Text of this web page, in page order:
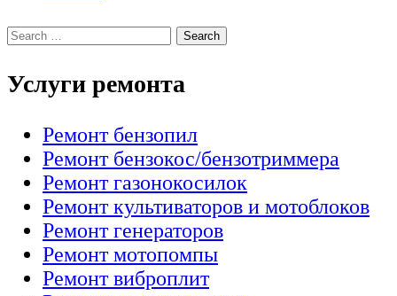
Услуги ремонта
Ремонт бензопил
Ремонт бензокос/бензотриммера
Ремонт газонокосилок
Ремонт культиваторов и мотоблоков
Ремонт генераторов
Ремонт мотопомпы
Ремонт виброплит